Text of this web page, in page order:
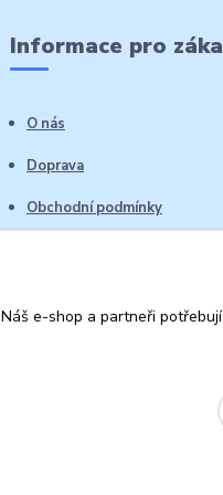
Informace pro
O nás
Doprava
Obchodní podmínky
Náš e-shop a partneři